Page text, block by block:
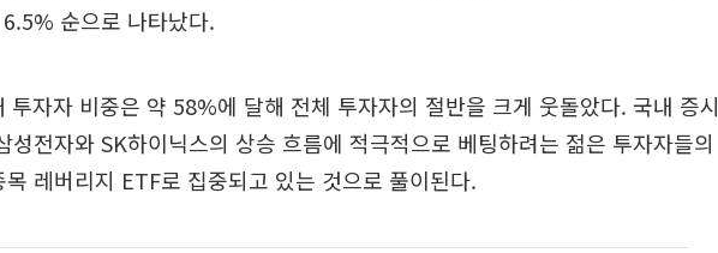
순으로 나타났다.
투자자 비중은 약 58%에 달해 전체 투자자의 절반을 크게 웃돌았다. 국내 증시
성전자와 SK하이닉스의 상승 흐름에 적극적으로 베팅하려는 젊은 투자자들의
레버리지 ETF로 집중되고 있는 것으로 풀이된다.